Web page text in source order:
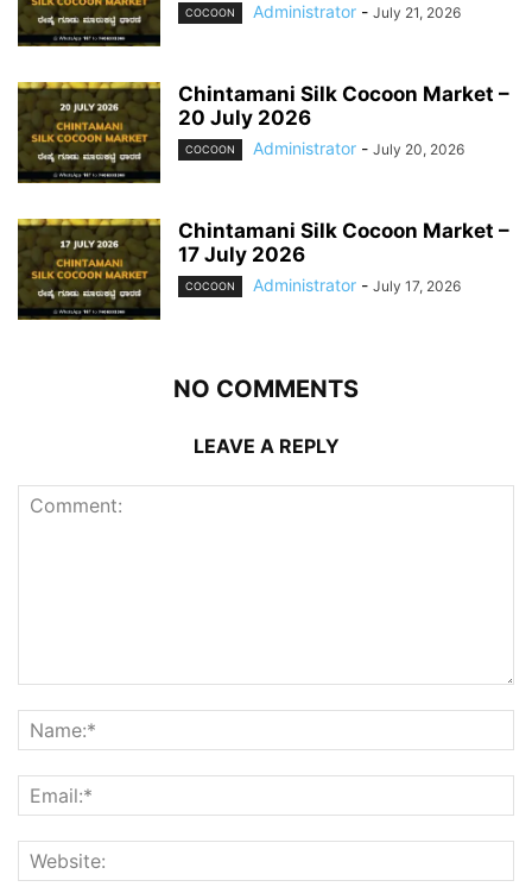
COCOON Administrator - July 21, 2026
Chintamani Silk Cocoon Market –
20 July 2026
COCOON Administrator - July 20, 2026
Chintamani Silk Cocoon Market –
17 July 2026
COCOON Administrator - July 17, 2026
NO COMMENTS
LEAVE A REPLY